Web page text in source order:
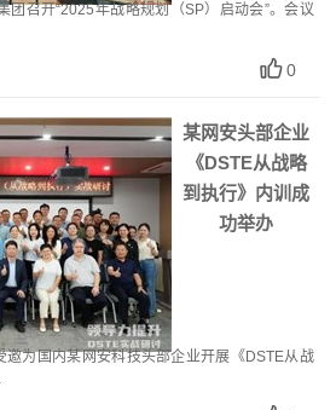
团召开“2025年战略规划（SP）启动会”。会议
0
某网安头部企业
《DSTE从战略
到执行》内训成
功举办
为国内某网安科技头部企业开展《DSTE从战